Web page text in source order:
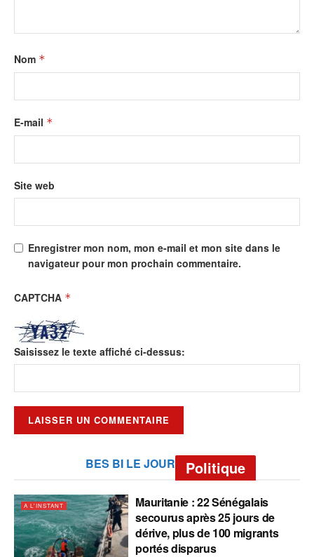
Nom *
E-mail *
Site web
Enregistrer mon nom, mon e-mail et mon site dans le
navigateur pour mon prochain commentaire.
CAPTCHA *
Saisissez le texte affiché ci-dessus:
BES BI LE JOUR Politique
A L'INSTANT
Mauritanie : 22 Sénégalais
secourus après 25 jours de
dérive, plus de 100 migrants
portés disparus